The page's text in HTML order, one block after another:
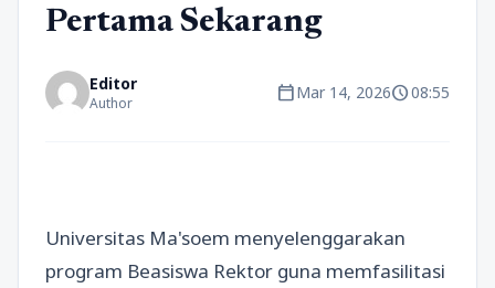
Pertama Sekarang
Editor
Author calendar_todayMar 14, 2026schedule08:55
Universitas Ma'soem menyelenggarakan
program Beasiswa Rektor guna memfasilitasi